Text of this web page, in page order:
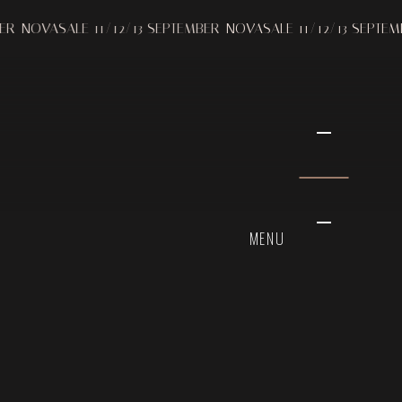
11/12/13 SEPTEMBER NOVASALE 11/12/13 SEPTEMBER
MENU